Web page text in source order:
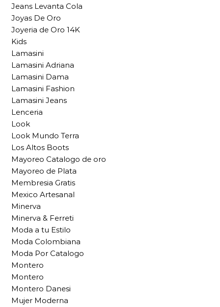
Jeans Levanta Cola
Joyas De Oro
Joyeria de Oro 14K
Kids
Lamasini
Lamasini Adriana
Lamasini Dama
Lamasini Fashion
Lamasini Jeans
Lenceria
Look
Look Mundo Terra
Los Altos Boots
Mayoreo Catalogo de oro
Mayoreo de Plata
Membresia Gratis
Mexico Artesanal
Minerva
Minerva & Ferreti
Moda a tu Estilo
Moda Colombiana
Moda Por Catalogo
Montero
Montero
Montero Danesi
Mujer Moderna